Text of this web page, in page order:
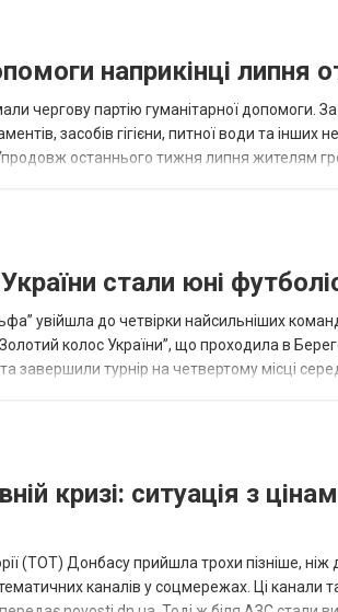
наприкінці липня
чергову партію гуманітарної допомоги.
засобів гігієни, питної води та інших
Упродовж останнього тижня липня жителям
стали юні
увійшла до четвірки найсильніших
колос України”, що проходила в
завершили турнір на четвертому місці
кризі: ситуація з
(ТОТ) Донбасу прийшла трохи пізніше,
каналів у соцмережах. Ці канали